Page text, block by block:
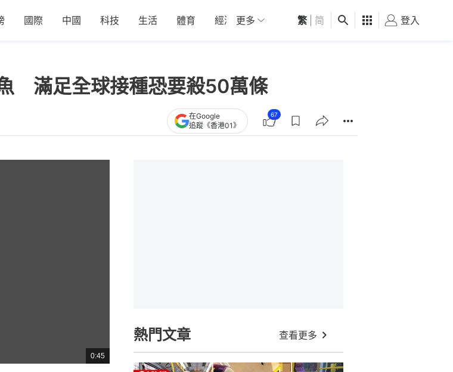
國際 中國 科技 生活 體育 經濟 01深圳 觀點 健康 好食玩飛
更多 繁 简 登入
滿足全球接種恐要殺50萬條
在Google
追蹤《香港01》
67
總
共
0:45
熱門文章 查看更多